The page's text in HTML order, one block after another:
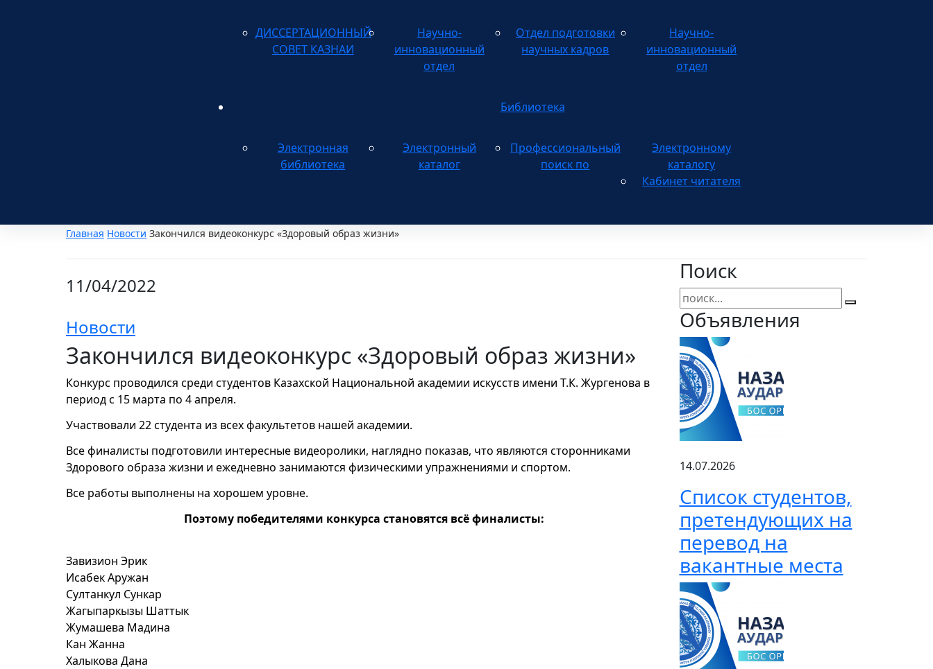
ДИССЕРТАЦИОННЫЙ
СОВЕТ КАЗНАИ
Научно-
инновационный
отдел
Отдел подготовки
научных кадров
Научно-
инновационный
отдел
Библиотека
Электронная
библиотека
Электронный
каталог
Профессиональный
поиск по
Электронному
каталогу
Кабинет читателя
Главная Новости Закончился видеоконкурс «Здоровый образ жизни»
11/04/2022
Новости
Закончился видеоконкурс «Здоровый образ жизни»
Конкурс проводился среди студентов Казахской Национальной академии искусств имени Т.К. Жургенова в
период с 15 марта по 4 апреля.
Участвовали 22 студента из всех факультетов нашей академии.
Все финалисты подготовили интересные видеоролики, наглядно показав, что являются сторонниками
Здорового образа жизни и ежедневно занимаются физическими упражнениями и спортом.
Все работы выполнены на хорошем уровне.
Поэтому победителями конкурса становятся всё финалисты:
Завизион Эрик
Исабек Аружан
Султанкул Сункар
Жагыпаркызы Шаттык
Жумашева Мадина
Кан Жанна
Халыкова Дана
Поиск
Объявления
14.07.2026
Список студентов,
претендующих на
перевод на
вакантные места